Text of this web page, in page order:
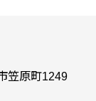
笠原町1249